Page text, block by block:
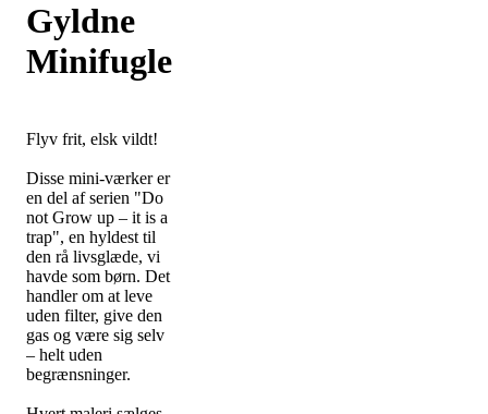
Gyldne
Minifugle
Flyv frit, elsk vildt!
Disse mini-værker er
en del af serien "Do
not Grow up – it is a
trap", en hyldest til
den rå livsglæde, vi
havde som børn. Det
handler om at leve
uden filter, give den
gas og være sig selv
– helt uden
begrænsninger.